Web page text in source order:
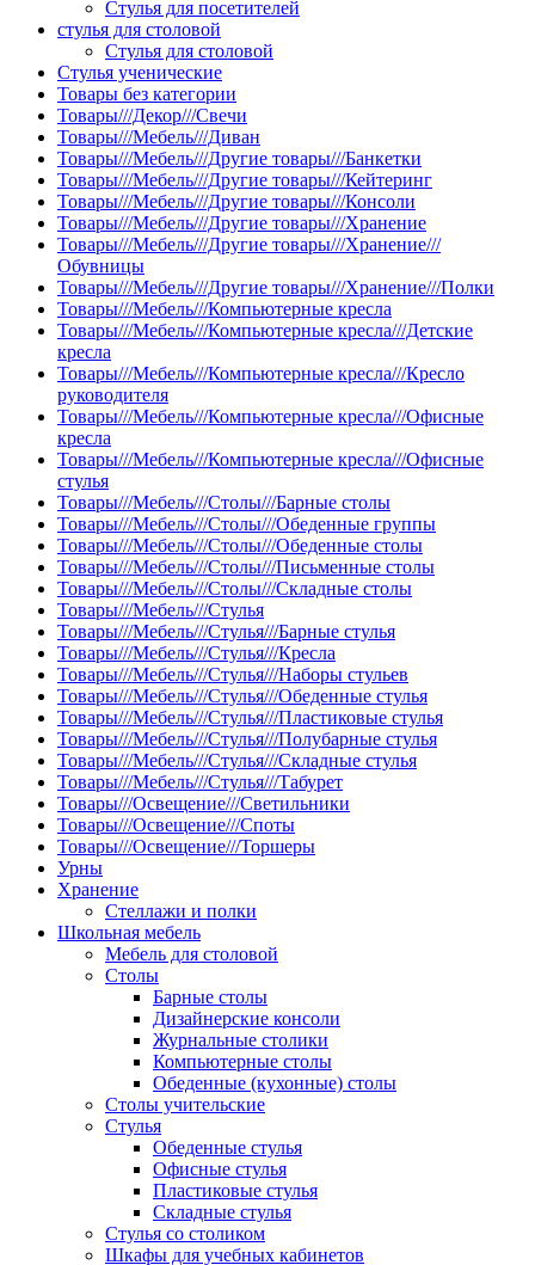
Стулья для посетителей
стулья для столовой
Стулья для столовой
Стулья ученические
Товары без категории
Товары///Декор///Свечи
Товары///Мебель///Диван
Товары///Мебель///Другие товары///Банкетки
Товары///Мебель///Другие товары///Кейтеринг
Товары///Мебель///Другие товары///Консоли
Товары///Мебель///Другие товары///Хранение
Товары///Мебель///Другие товары///Хранение///
Обувницы
Товары///Мебель///Другие товары///Хранение///Полки
Товары///Мебель///Компьютерные кресла
Товары///Мебель///Компьютерные кресла///Детские
кресла
Товары///Мебель///Компьютерные кресла///Кресло
руководителя
Товары///Мебель///Компьютерные кресла///Офисные
кресла
Товары///Мебель///Компьютерные кресла///Офисные
стулья
Товары///Мебель///Столы///Барные столы
Товары///Мебель///Столы///Обеденные группы
Товары///Мебель///Столы///Обеденные столы
Товары///Мебель///Столы///Письменные столы
Товары///Мебель///Столы///Складные столы
Товары///Мебель///Стулья
Товары///Мебель///Стулья///Барные стулья
Товары///Мебель///Стулья///Кресла
Товары///Мебель///Стулья///Наборы стульев
Товары///Мебель///Стулья///Обеденные стулья
Товары///Мебель///Стулья///Пластиковые стулья
Товары///Мебель///Стулья///Полубарные стулья
Товары///Мебель///Стулья///Складные стулья
Товары///Мебель///Стулья///Табурет
Товары///Освещение///Светильники
Товары///Освещение///Споты
Товары///Освещение///Торшеры
Урны
Хранение
Стеллажи и полки
Школьная мебель
Мебель для столовой
Столы
Барные столы
Дизайнерские консоли
Журнальные столики
Компьютерные столы
Обеденные (кухонные) столы
Столы учительские
Стулья
Обеденные стулья
Офисные стулья
Пластиковые стулья
Складные стулья
Стулья со столиком
Шкафы для учебных кабинетов